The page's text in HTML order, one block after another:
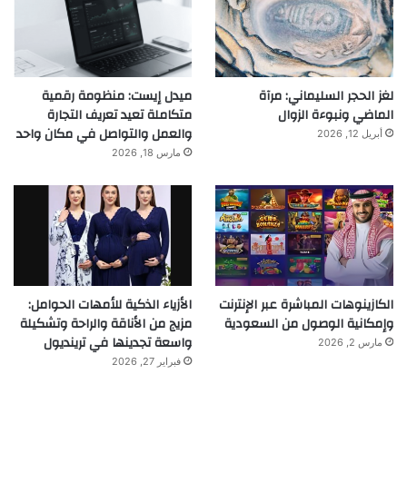
لغز الحجر السليماني: مرآة
الماضي ونبوءة الزوال
أبريل 12, 2026
ميدل إيست: منظومة رقمية
متكاملة تعيد تعريف التجارة
والعمل والتواصل في مكان واحد
مارس 18, 2026
الكازينوهات المباشرة عبر الإنترنت
وإمكانية الوصول من السعودية
مارس 2, 2026
الأزياء الذكية للأمهات الحوامل:
مزيج من الأناقة والراحة وتشكيلة
واسعة تجدينها في ترينديول
فبراير 27, 2026